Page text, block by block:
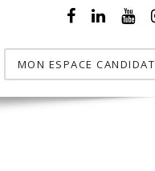
MON ESPACE CANDIDAT